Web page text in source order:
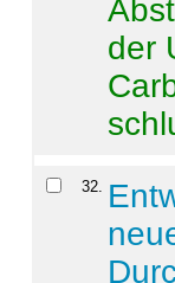
der
32.